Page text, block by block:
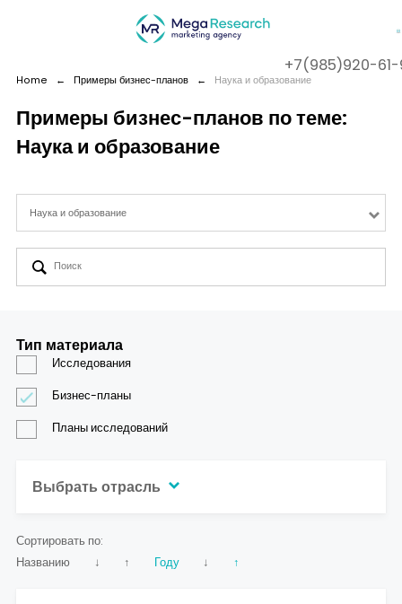
Company
Services
Cases
+7(985)920-
Home ← Примеры бизнес-планов ← Наука и образование
Примеры бизнес-планов по теме:
Наука и образование
Наука и образование
Сортировать по:
Названию
↓ ↑ Году ↓ ↑
Тип материала
Исследования
Бизнес-планы
Планы исследований
Выбрать отрасль